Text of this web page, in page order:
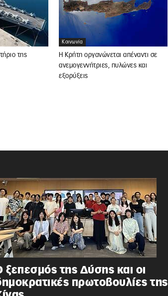
της
Κοινωνία
Η Κρήτη οργανώνεται απέναντι σε
ανεμογεννήτριες, πυλώνες και
εξορύξεις
ξεπεσμός της Δύσης και οι
πρωτοβουλίες της